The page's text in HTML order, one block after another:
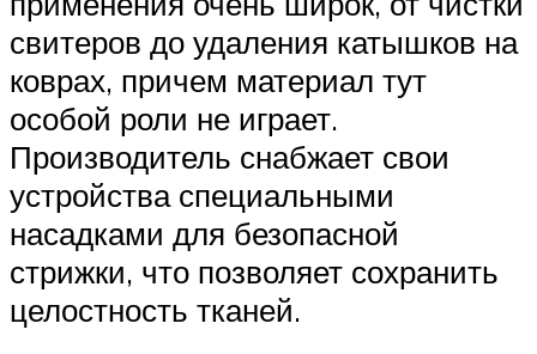
свитеров до удаления катышков на
коврах, причем материал тут
особой роли не играет.
Производитель снабжает свои
устройства специальными
насадками для безопасной
стрижки, что позволяет сохранить
целостность тканей.